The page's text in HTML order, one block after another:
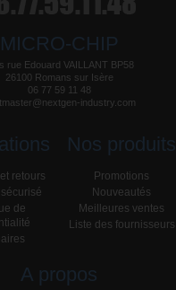
MICRO-CHIP
rue Edouard VAILLANT BP58
26100 Romans sur Isère
06 77 59 11 48
industry.com
retours
de
Nos produits
Promotions
Nouveautés
Meilleures ventes
Liste des fournisseurs
A propos